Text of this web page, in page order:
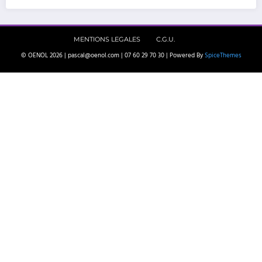
MENTIONS LEGALES C.G.U.
© OENOL 2026 | pascal@oenol.com | 07 60 29 70 30 | Powered By SpiceThemes